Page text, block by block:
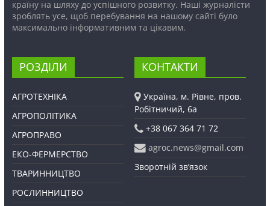
країну на шляху до успішного розвитку. Наші журналісти
зроблять усе, щоб перебування на нашому сайті було
максимально інформативним та цікавим.
РОЗДІЛИ
АГРОТЕХНІКА
АГРОПОЛІТИКА
АГРОПРАВО
ЕКО-ФЕРМЕРСТВО
ТВАРИННИЦТВО
РОСЛИННИЦТВО
КОНТАКТИ
Україна, м. Рівне, пров.
Робітничий, 6а
+38 067 364 71 72
agroc.news@gmail.com
Зворотній зв’язок